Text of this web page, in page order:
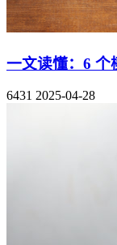
一文读懂：6 个
6431 2025-04-28